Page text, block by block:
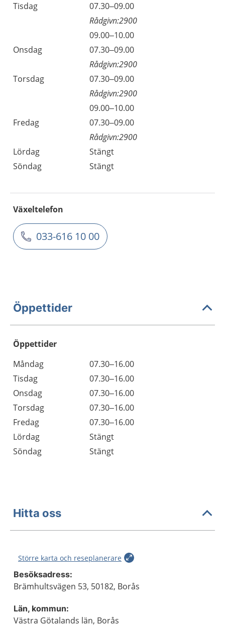
Tisdag
07.30–09.00
Rådgivn:2900
09.00–10.00
Onsdag
07.30–09.00
Rådgivn:2900
Torsdag
07.30–09.00
Rådgivn:2900
09.00–10.00
Fredag
07.30–09.00
Rådgivn:2900
Lördag
Stängt
Söndag
Stängt
Växeltelefon
033-616 10 00
Öppettider
Öppettider
Dag
Öppettider
Kommentarer
Måndag
07.30–16.00
Tisdag
07.30–16.00
Onsdag
07.30–16.00
Torsdag
07.30–16.00
Fredag
07.30–16.00
Lördag
Stängt
Söndag
Stängt
Hitta oss
Större karta och reseplanerare
Besöksadress:
Brämhultsvägen 53, 50182, Borås
Län, kommun:
Västra Götalands län, Borås